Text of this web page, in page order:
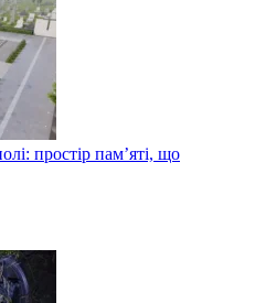
простір пам’яті, що